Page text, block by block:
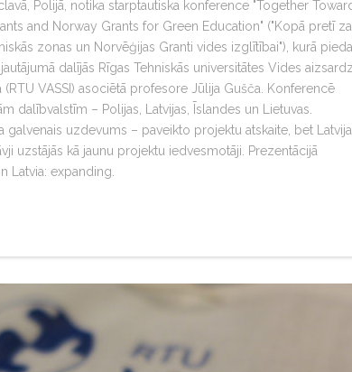
Polijā, notika starptautiska konference "Together
and Norway Grants for Green Education" ("Kopā pretī
zonas un Norvēģijas Granti vides izglītībai"), kurā
dalījās Rīgas Tehniskās universitātes Vides
VASSI) asociētā profesore Jūlija Gušča. Konferencē
dalībvalstīm – Polijas, Latvijas, Īslandes un Lietuvas.
galvenais uzdevums – paveikto projektu atskaite, bet
uzstājās kā jaunu projektu iedvesmotāji. Prezentācijā
Latvia: expanding.